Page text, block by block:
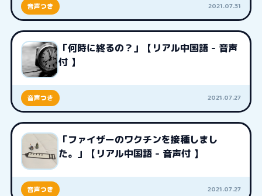
音声つき 2021.07.31
「何時に終るの？」【リアル中国語 - 音声
付 】
音声つき 2021.07.27
「ファイザーのワクチンを接種しまし
た。」【リアル中国語 - 音声付 】
音声つき 2021.07.27